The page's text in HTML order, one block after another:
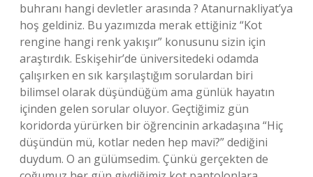
buhranı hangi devletler arasında ? Atanurnakliyat’ya
hoş geldiniz. Bu yazımızda merak ettiğiniz “Kot
rengine hangi renk yakışır” konusunu sizin için
araştırdık. Eskişehir’de üniversitedeki odamda
çalışırken en sık karşılaştığım sorulardan biri
bilimsel olarak düşündüğüm ama günlük hayatın
içinden gelen sorular oluyor. Geçtiğimiz gün
koridorda yürürken bir öğrencinin arkadaşına “Hiç
düşündün mü, kotlar neden hep mavi?” dediğini
duydum. O an gülümsedim. Çünkü gerçekten de